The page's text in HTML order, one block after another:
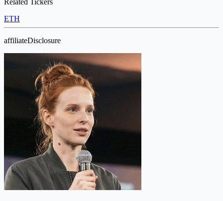
Related Tickers
ETH
affiliateDisclosure